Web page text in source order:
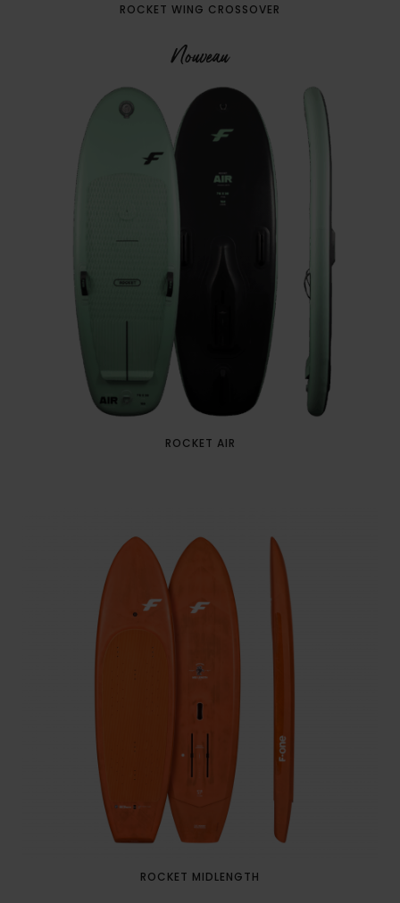
ROCKET WING CROSSOVER
Nouveau
ROCKET AIR
ROCKET MIDLENGTH